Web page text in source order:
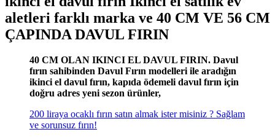
aletleri farklı marka ve 40 CM VE 56 CM
ÇAPINDA DAVUL FIRIN
40 CM OLAN IKINCI EL DAVUL FIRIN. Davul
fırın sahibinden Davul Fırın modelleri ile aradığın
ikinci el davul fırın, kapıda ödemeli davul fırın için
doğru adres yeni sezon ürünler,
200 liraya ocaklı fırın satın almak ister misiniz ? Sağlam
ve sorunsuz fırın!